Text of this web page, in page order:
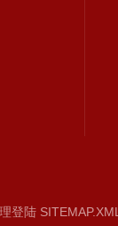
登陆 SITEMAP.XML